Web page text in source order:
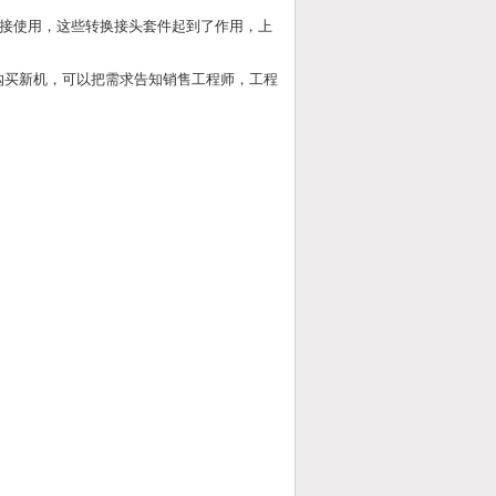
使用，这些转换接头套件起到了作用，上
新机，可以把需求告知销售工程师，工程